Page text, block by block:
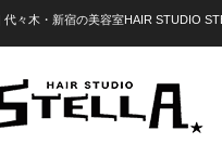
々木・新宿の美容室HAIR STUDIO